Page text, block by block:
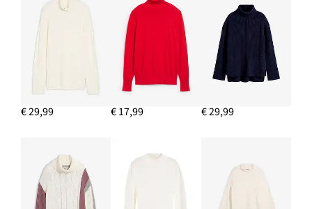
Hoofdband
€ 9,99 -9%
IN WINKELMANDJE
€ 14,99
IN WINKELMANDJE
€ 29,99 € 17,99 € 29,99